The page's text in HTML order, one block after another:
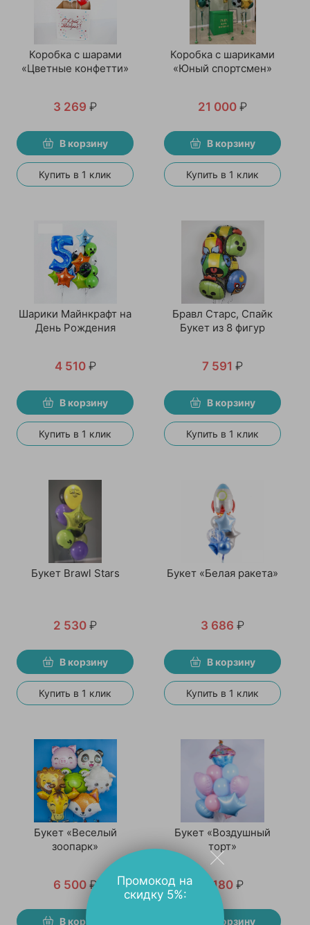
Коробка с шарами
«Цветные конфетти»
3 269 ₽
В корзину
Купить в 1 клик
Коробка с шариками
«Юный спортсмен»
21 000 ₽
В корзину
Купить в 1 клик
Шарики Майнкрафт на
День Рождения
4 510 ₽
В корзину
Купить в 1 клик
Бравл Старс, Спайк
Букет из 8 фигур
7 591 ₽
В корзину
Купить в 1 клик
Букет Brawl Stars
2 530 ₽
В корзину
Купить в 1 клик
Букет «Белая ракета»
3 686 ₽
В корзину
Купить в 1 клик
Букет «Веселый
зоопарк»
6 500 ₽
В корзину
Букет «Воздушный
торт»
4 180 ₽
В корзину
Промокод на
скидку 5%: